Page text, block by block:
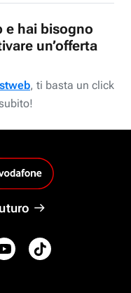
e hai bisogno
un’offerta
, ti basta un click